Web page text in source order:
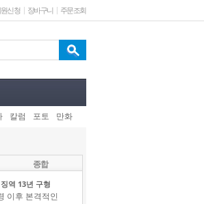
신청 장바구니 주문조회
칼럼 포토 만화
종합
역 13년 구형
이후 본격적인